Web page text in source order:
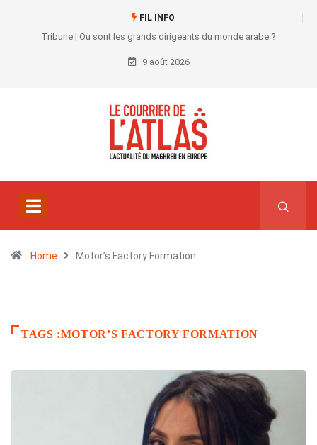
FIL INFO
Tribune | Où sont les grands dirigeants du monde arabe ?
9 août 2026
Home Motor’s Factory Formation
TAGS :MOTOR’S FACTORY FORMATION